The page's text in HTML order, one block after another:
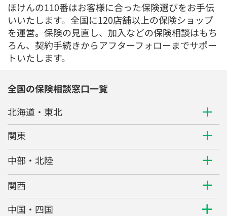
ほけんの110番はお客様に合った保険選びをお手伝
いいたします。全国に120店舗以上の保険ショップ
を運営。保険の見直し、加入などの保険相談はもち
ろん、契約手続きからアフターフォローまでサポー
トいたします。
全国の保険相談窓口一覧
北海道・東北
関東
中部・北陸
関西
中国・四国